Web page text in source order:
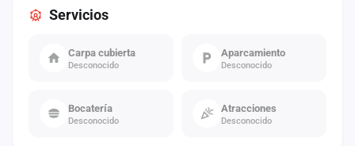
Servicios
Carpa cubierta
Desconocido
Aparcamiento
Desconocido
Bocatería
Desconocido
Atracciones
Desconocido